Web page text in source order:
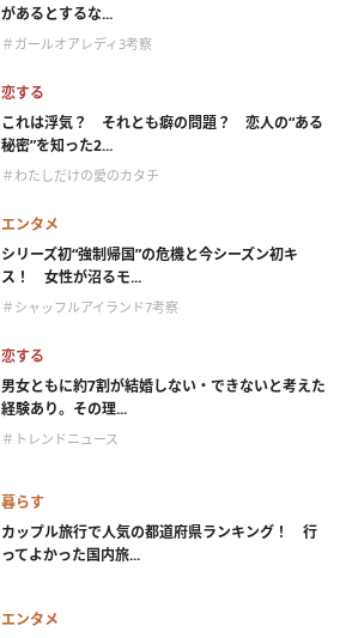
があるとするな...
＃ガールオアレディ3考察
恋する
これは浮気？ それとも癖の問題？ 恋人の“ある
秘密”を知った2...
＃わたしだけの愛のカタチ
エンタメ
シリーズ初“強制帰国”の危機と今シーズン初キ
ス！ 女性が沼るモ...
＃シャッフルアイランド7考察
恋する
男女ともに約7割が結婚しない・できないと考えた
経験あり。その理...
＃トレンドニュース
暮らす
カップル旅行で人気の都道府県ランキング！ 行
ってよかった国内旅...
エンタメ